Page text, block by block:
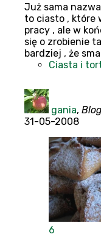
Już sama
to ciasto , które
pracy , ale w
się o zrobienie
bardziej , że
Ciasta i
gania,
31-05-2008
6